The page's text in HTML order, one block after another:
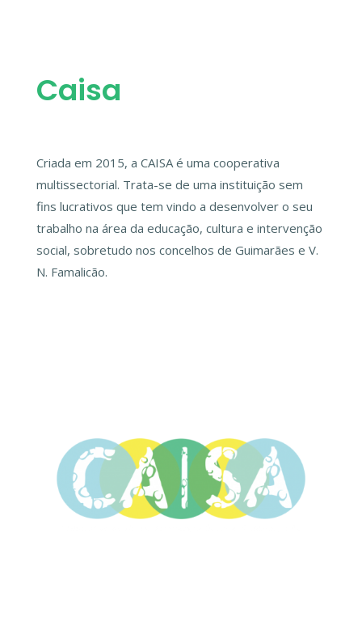
Caisa
Criada em 2015, a CAISAé uma cooperativa
multissectorial. Trata-se de uma instituição sem
fins lucrativos que tem vindo a desenvolver o seu
trabalho na área da educação, cultura e intervenção
social, sobretudo nos concelhos de Guimarães e V.
N. Famalicão.